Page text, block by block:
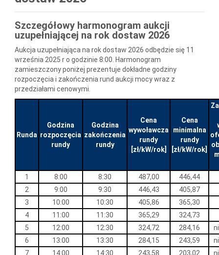
Szczegółowy harmonogram aukcji
uzupełniającej na rok dostaw 2026
Aukcja uzupełniająca na rok dostaw 2026 odbędzie się 11
września 2025 r o godzinie 8:00. Harmonogram
zamieszczony poniżej prezentuje dokładne godziny
rozpoczęcia i zakończenia rund aukcji mocy wraz z
przedziałami cenowymi.
Runda
Godzina
rozpoczęcia
rundy
Godzina
zakończenia
rundy
Cena
wywoławcza
rundy
[zł/kW/rok]
Cena
minimalna
rundy
[zł/kW/rok]
1 8:00 8:30 487,00
446,44
2
9:00 9:30 446,43
405,87
3
10:00 10:30 405,86
365,30
4
11:00 11:30 365,29
324,73
5
12:00 12:30 324,72 284,16
6
13:00 13:30 284,15 243,59
7
14:00 14:30 243,58 203,02